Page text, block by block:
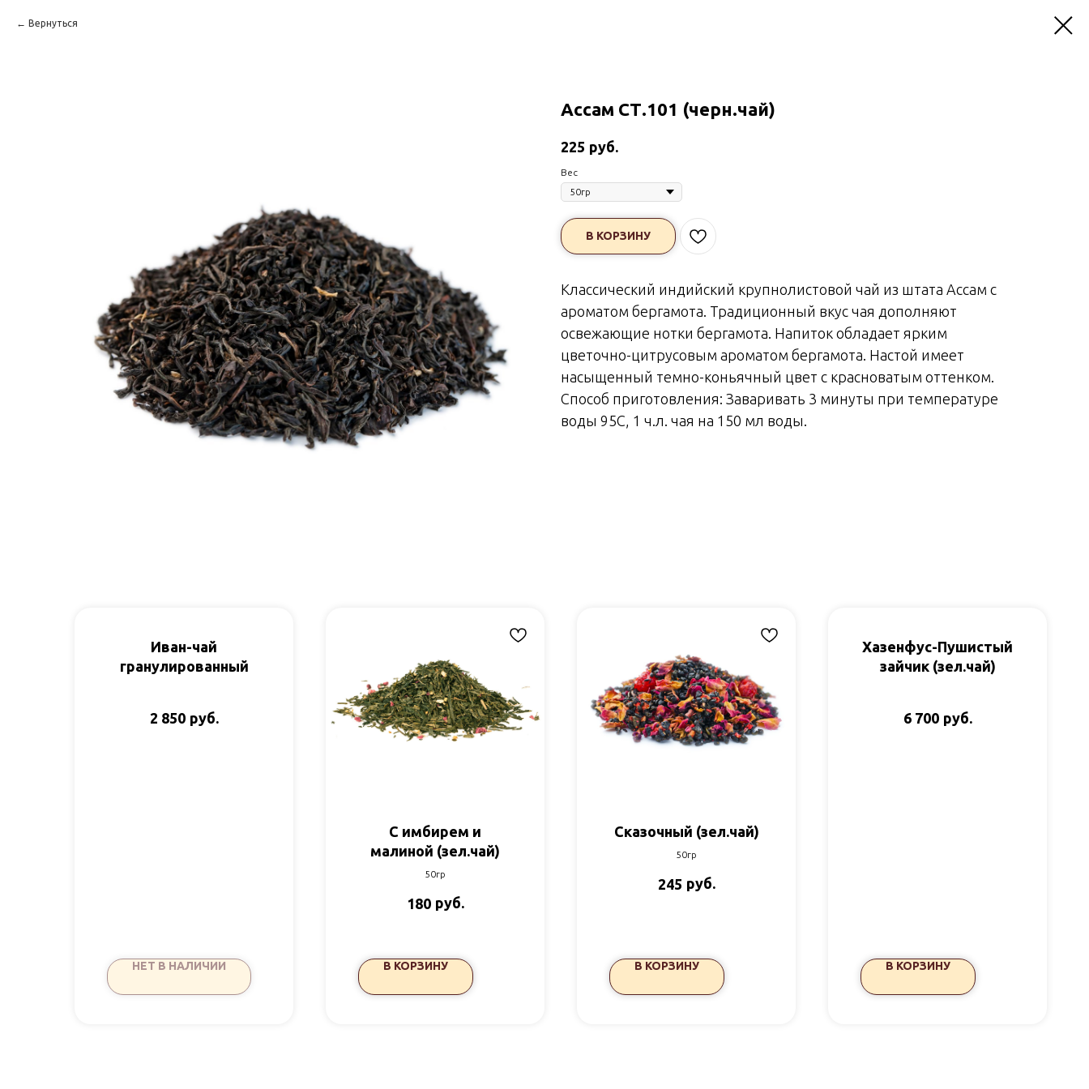
Вернуться
Ассам СТ.101 (черн.чай)
225 руб.
Вес
В КОРЗИНУ
Классический индийский крупнолистовой чай из штата Ассам с
ароматом бергамота. Традиционный вкус чая дополняют
освежающие нотки бергамота. Напиток обладает ярким
цветочно-цитрусовым ароматом бергамота. Настой имеет
насыщенный темно-коньячный цвет с красноватым оттенком.
Способ приготовления: Заваривать 3 минуты при температуре
воды 95С, 1 ч.л. чая на 150 мл воды.
Иван-чай
гранулированный
2 850 руб.
НЕТ В НАЛИЧИИ
С имбирем и
малиной (зел.чай)
50гр
180 руб.
В КОРЗИНУ
Сказочный (зел.чай)
50гр
245 руб.
В КОРЗИНУ
Хазенфус-Пушистый
зайчик (зел.чай)
6 700 руб.
В КОРЗИНУ